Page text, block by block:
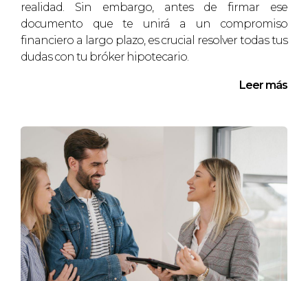
realidad. Sin embargo, antes de firmar ese
documento que te unirá a un compromiso
financiero a largo plazo, es crucial resolver todas tus
dudas con tu bróker hipotecario.
Leer más